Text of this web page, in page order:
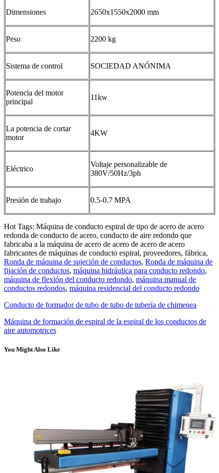
Dimensiones 2650x1550x2000 mm
Peso 2200 kg
Sistema de control SOCIEDAD ANÓNIMA
Potencia del motor
principal
11kw
La potencia de cortar
motor
4KW
Eléctrico
Voltaje personalizable de
380V/50Hz/3ph
Presión de trabajo 0.5-0.7 MPA
Hot Tags: Máquina de conducto espiral de tipo de acero de acero
redonda de conducto de acero, conducto de aire redondo que
fabricaba a la máquina de acero de acero de acero de acero
fabricantes de máquinas de conducto espiral, proveedores, fábrica,
Ronda de máquina de sujeción de conductos, Ronda de máquina de
fijación de conductos, máquina hidráulica para conducto redondo,
máquina de flexión del conducto redondo, máquina manual de
conductos redondos, máquina residencial del conducto redondo
Conducto de formador de tubo de tubo de tubería de chimenea
Máquina de formación de espiral de la espiral de los conductos de
aire automotrices
You Might Also Like